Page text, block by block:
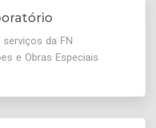
da FN
e Obras Especiais